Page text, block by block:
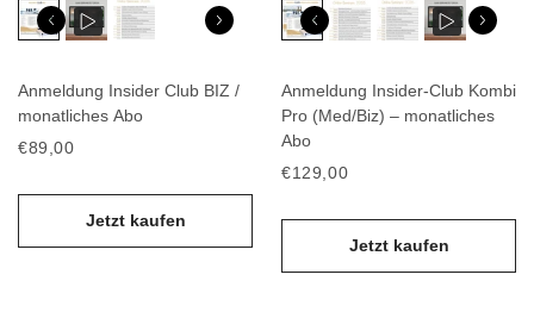
Anmeldung Insider Club BIZ /
monatliches Abo
€89,00
Jetzt kaufen
Anmeldung Insider-Club Kombi
Pro (Med/Biz) – monatliches
Abo
€129,00
Jetzt kaufen